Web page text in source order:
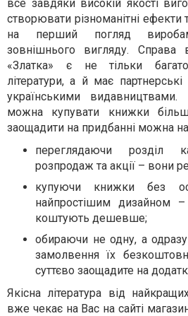
все завдяки високій якості
створювати різноманітні
на перший погляд
зовнішнього вигляду.
«Златка» є не тільки
літератури, а й має
українськими
можна купувати книжки
заощадити на придбанні можна
переглядаючи розділ
розпродаж та акції – вони
купуючи книжки без
найпростішим дизайном
коштують дешевше;
обираючи не одну, а
замолвення їх
суттєво заощадите на
Якісна література від
вже чекає на Вас на сайті